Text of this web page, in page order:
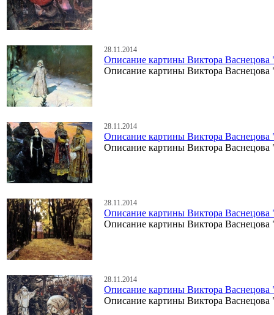
28.11.2014
Описание картины Виктора Васнецова
Описание картины Виктора Васнецова
28.11.2014
Описание картины Виктора Васнецова
Описание картины Виктора Васнецова
28.11.2014
Описание картины Виктора Васнецова
Описание картины Виктора Васнецова
28.11.2014
Описание картины Виктора
Описание картины Виктора